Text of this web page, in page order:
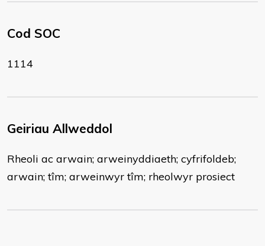
Cod SOC
1114
Geiriau Allweddol
Rheoli ac arwain; arweinyddiaeth; cyfrifoldeb;
arwain; tîm; arweinwyr tîm; rheolwyr prosiect